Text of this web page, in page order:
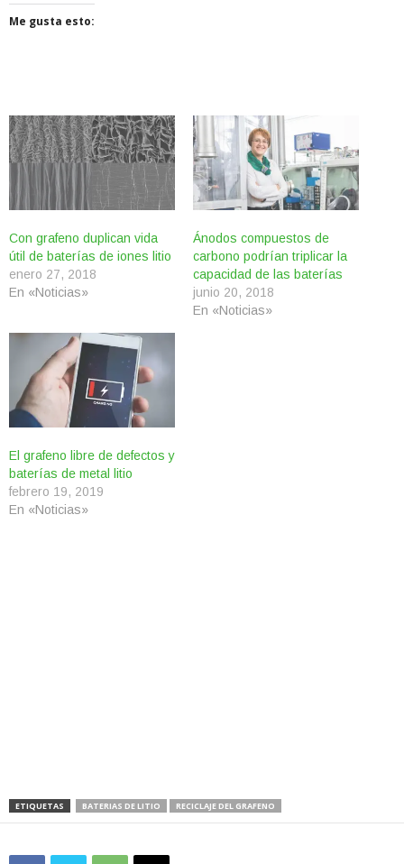
Me gusta esto:
Con grafeno duplican vida
útil de baterías de iones litio
enero 27, 2018
En «Noticias»
Ánodos compuestos de
carbono podrían triplicar la
capacidad de las baterías
junio 20, 2018
En «Noticias»
El grafeno libre de defectos y
baterías de metal litio
febrero 19, 2019
En «Noticias»
ETIQUETAS BATERIAS DE LITIO RECICLAJE DEL GRAFENO